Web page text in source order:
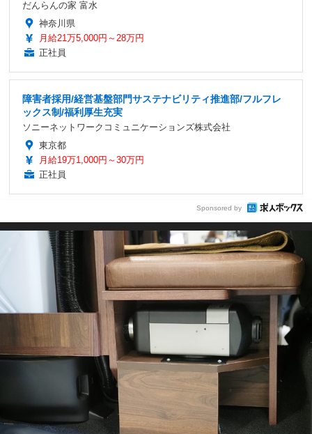
だんらんの家 富水
神奈川県
月給21万5,000円～28万円
正社員
障害者採用/経営基盤部門サステナビリティ推進部/フルフレ
ックス制/福利厚生充実
ソニーネットワークコミュニケーションズ株式会社
東京都
月給19万1,000円～30万円
正社員
Sponsored by